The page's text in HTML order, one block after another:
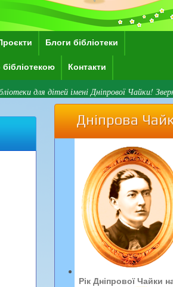
Блоги бібліотеки
бібліотекою Контакти
імені Дніпрової Чайки! Зверніть увагу:
Дніпрова
Рік Дніпрової Чайки